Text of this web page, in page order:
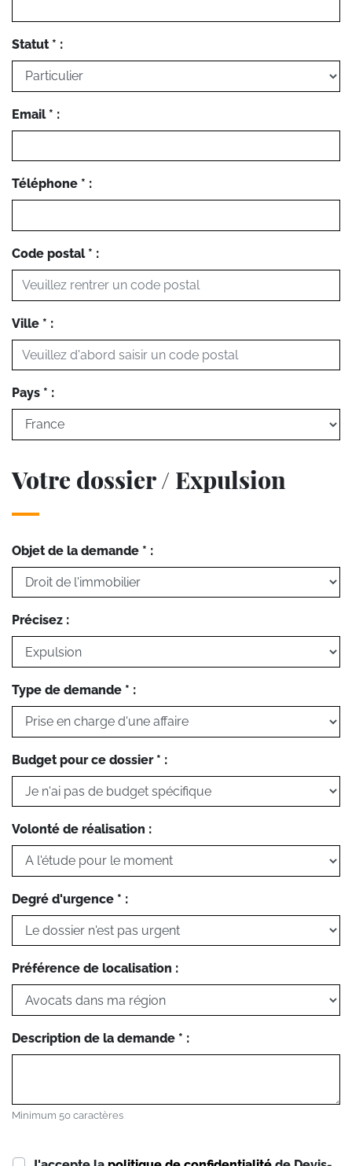
Statut * :
Email * :
Téléphone * :
Code postal * :
Ville * :
Pays * :
Votre dossier / Expulsion
Objet de la demande * :
Précisez :
Type de demande * :
Budget pour ce dossier * :
Volonté de réalisation :
Degré d'urgence * :
Préférence de localisation :
Description de la demande * :
Minimum 50 caractères